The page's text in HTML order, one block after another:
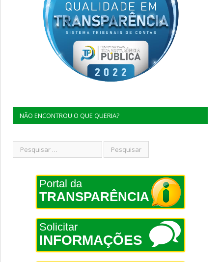
NÃO ENCONTROU O QUE QUERIA?
Portal da
TRANSPARÊNCIA
Solicitar
INFORMAÇÕES